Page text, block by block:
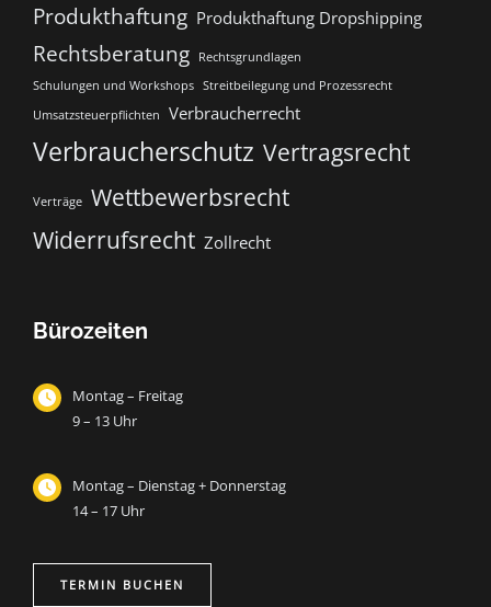
Produkthaftung Produkthaftung Dropshipping
Rechtsberatung
Rechtsgrundlagen
Schulungen und Workshops Streitbeilegung und Prozessrecht​
Umsatzsteuerpflichten
Verbraucherrecht
Verbraucherschutz Vertragsrecht
Verträge Wettbewerbsrecht
Widerrufsrecht Zollrecht
Bürozeiten
Montag – Freitag
9 – 13 Uhr
Montag – Dienstag + Donnerstag
14 – 17 Uhr
TERMIN BUCHEN